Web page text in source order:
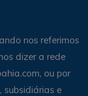
nos referimos
dizer a rede
ou por
subsidiárias e